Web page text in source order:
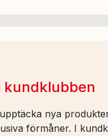
kundklubben
nya
förmåner. I